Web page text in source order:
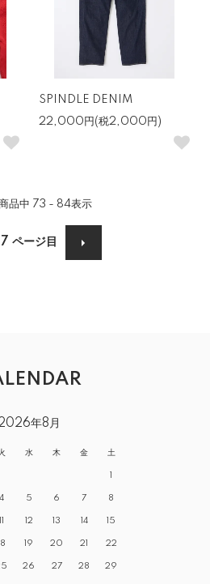
SPINDLE DENIM
22,000円(税2,000円)
品中 73 - 84表示
7 ページ目
年8月
水 木 金 土
1
4 5 6 7 8
11 12 13 14 15
19 20 21 22
26 27 28 29